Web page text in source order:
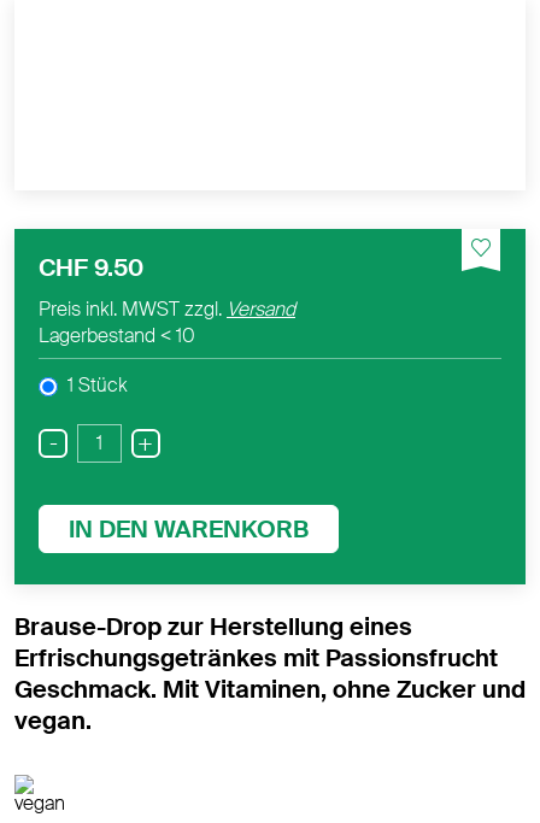
CHF 9.50
Preis inkl. MWST zzgl. Versand
Lagerbestand < 10
1 Stück
- +
IN DEN WARENKORB
Brause-Drop zur Herstellung eines
Erfrischungsgetränkes mit Passionsfrucht
Geschmack. Mit Vitaminen, ohne Zucker und
vegan.